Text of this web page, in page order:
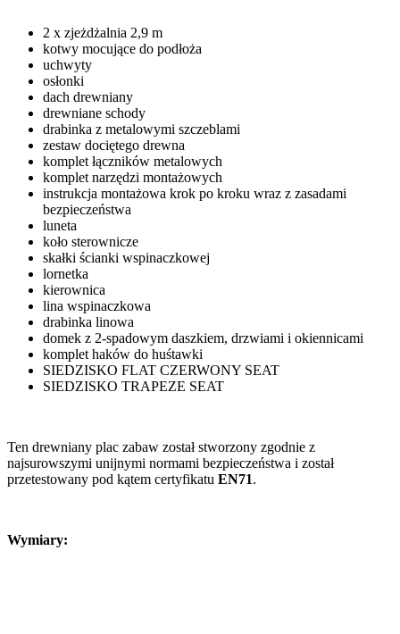
2 x zjeżdżalnia 2,9 m
kotwy mocujące do podłoża
uchwyty
osłonki
dach drewniany
drewniane schody
drabinka z metalowymi szczeblami
zestaw dociętego drewna
komplet łączników metalowych
komplet narzędzi montażowych
instrukcja montażowa krok po kroku wraz z zasadami
bezpieczeństwa
luneta
koło sterownicze
skałki ścianki wspinaczkowej
lornetka
kierownica
lina wspinaczkowa
drabinka linowa
domek z 2-spadowym daszkiem, drzwiami i okiennicami
komplet haków do huśtawki
SIEDZISKO FLAT CZERWONY SEAT
SIEDZISKO TRAPEZE SEAT
Ten drewniany plac zabaw został stworzony zgodnie z
najsurowszymi unijnymi normami bezpieczeństwa i został
przetestowany pod kątem certyfikatu EN71.
Wymiary: